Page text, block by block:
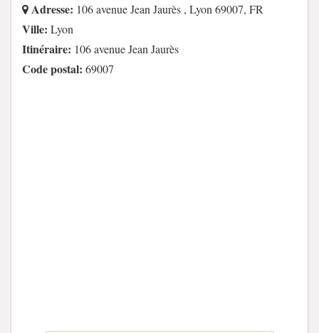
Adresse: 106 avenue Jean Jaurès , Lyon 69007, FR
Ville: Lyon
Itinéraire: 106 avenue Jean Jaurès
Code postal: 69007